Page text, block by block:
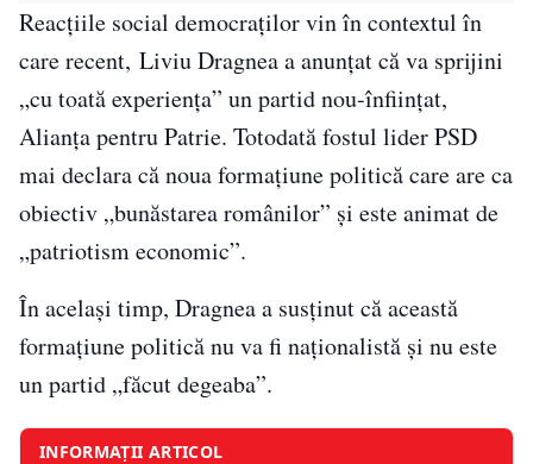
Reacțiile social democraților vin în contextul în
care recent, Liviu Dragnea a anunţat că va sprijini
„cu toată experienţa” un partid nou-înfiinţat,
Alianţa pentru Patrie. Totodată fostul lider PSD
mai declara că noua formațiune politică care are ca
obiectiv „bunăstarea românilor” şi este animat de
„patriotism economic”.
În același timp, Dragnea a susţinut că această
formaţiune politică nu va fi naţionalistă şi nu este
un partid „făcut degeaba”.
INFORMAȚII ARTICOL